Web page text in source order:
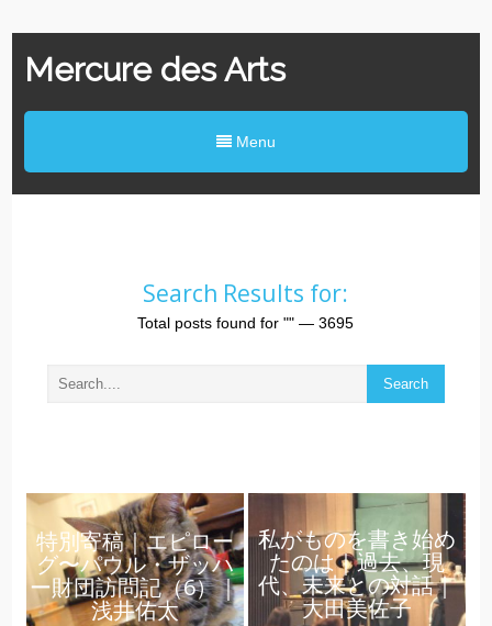
Mercure des Arts
Menu
Search Results for:
Total posts found for"" — 3695
特別寄稿｜エピロー
グ〜パウル・ザッハ
ー財団訪問記（6）｜
浅井佑太
私がものを書き始め
たのは｜過去、現
代、未来との対話｜
大田美佐子